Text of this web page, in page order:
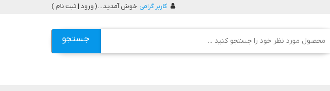
کاربر گرامی خوش آمدید ... (ورود | ثبت نام )
جستجو